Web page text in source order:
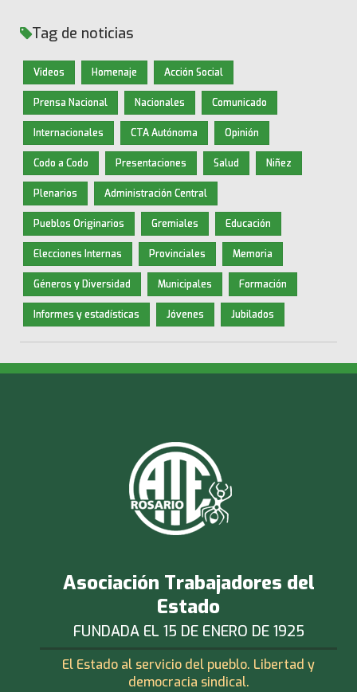
Tag de noticias
Videos Homenaje Acción Social
Prensa Nacional Nacionales Comunicado
Internacionales CTA Autónoma Opinión
Codo a Codo Presentaciones Salud Niñez
Plenarios Administración Central
Pueblos Originarios Gremiales Educación
Elecciones Internas Provinciales Memoria
Géneros y Diversidad Municipales Formación
Informes y estadísticas Jóvenes Jubilados
Asociación Trabajadores del
Estado
FUNDADA EL 15 DE ENERO DE 1925
El Estado al servicio del pueblo. Libertad y
democracia sindical.